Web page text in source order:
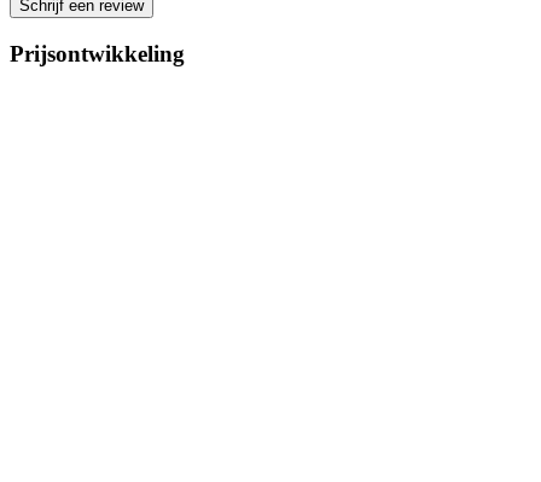
Schrijf een review
Prijsontwikkeling